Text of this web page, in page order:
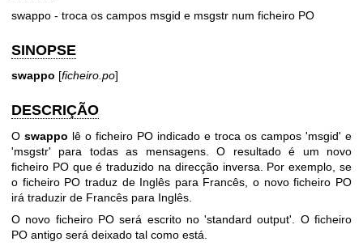
swappo - troca os campos msgid e msgstr num ficheiro PO
SINOPSE
swappo [ficheiro.po]
DESCRIÇÃO
O swappo lê o ficheiro PO indicado e troca os campos 'msgid' e
'msgstr' para todas as mensagens. O resultado é um novo
ficheiro PO que é traduzido na direcção inversa. Por exemplo, se
o ficheiro PO traduz de Inglês para Francês, o novo ficheiro PO
irá traduzir de Francês para Inglês.
O novo ficheiro PO será escrito no 'standard output'. O ficheiro
PO antigo será deixado tal como está.